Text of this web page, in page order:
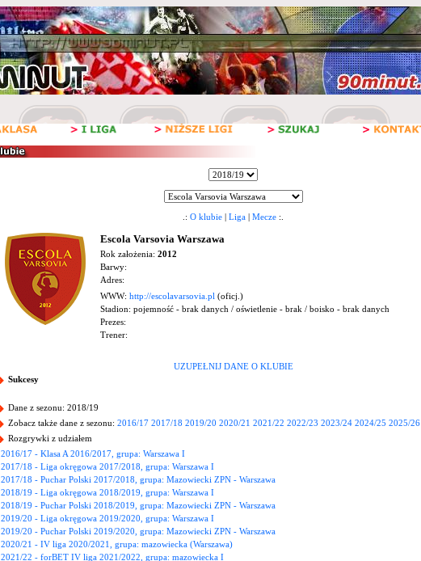
.: O klubie | Liga | Mecze :.
Escola Varsovia Warszawa
Rok założenia: 2012
Barwy:
Adres:
WWW: http://escolavarsovia.pl (oficj.)
Stadion: pojemność - brak danych / oświetlenie - brak / boisko - brak danych
Prezes:
Trener:
UZUPEŁNIJ DANE O KLUBIE
Sukcesy
Dane z sezonu: 2018/19
Zobacz także dane z sezonu: 2016/17 2017/18 2019/20 2020/21 2021/22 2022/23 2023/24 2024/25 2025/26
Rozgrywki z udziałem
2016/17 - Klasa A 2016/2017, grupa: Warszawa I
2017/18 - Liga okręgowa 2017/2018, grupa: Warszawa I
2017/18 - Puchar Polski 2017/2018, grupa: Mazowiecki ZPN - Warszawa
2018/19 - Liga okręgowa 2018/2019, grupa: Warszawa I
2018/19 - Puchar Polski 2018/2019, grupa: Mazowiecki ZPN - Warszawa
2019/20 - Liga okręgowa 2019/2020, grupa: Warszawa I
2019/20 - Puchar Polski 2019/2020, grupa: Mazowiecki ZPN - Warszawa
2020/21 - IV liga 2020/2021, grupa: mazowiecka (Warszawa)
2021/22 - forBET IV liga 2021/2022, grupa: mazowiecka I